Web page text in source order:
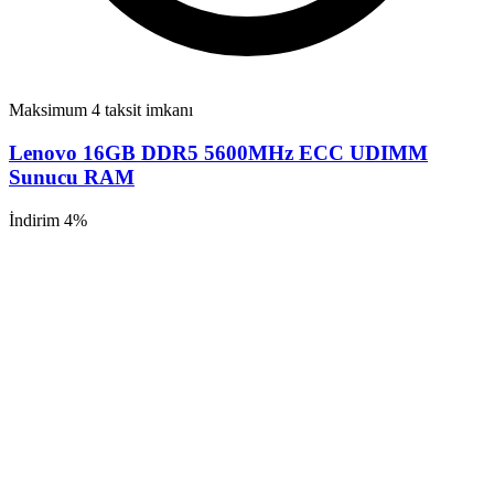
Maksimum 4 taksit imkanı
Lenovo 16GB DDR5 5600MHz ECC UDIMM
Sunucu RAM
İndirim 4%